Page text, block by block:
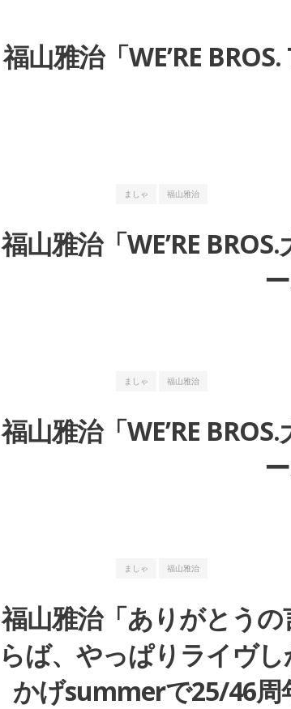
福山雅治「WE’RE
ましゃ 福山雅治
福山雅治「WE’RE
ましゃ 福山雅治
福山雅治「WE’RE
ましゃ 福山雅治
福山雅治「ありがとう
らば、やっぱりライヴ
かげsummerで25/46周